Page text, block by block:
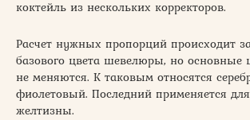
коктейль из нескольких корректоров.
Расчет нужных пропорций происходит
базового цвета шевелюры, но основные
не меняются. К таковым относятся
фиолетовый. Последний применяется
желтизны.